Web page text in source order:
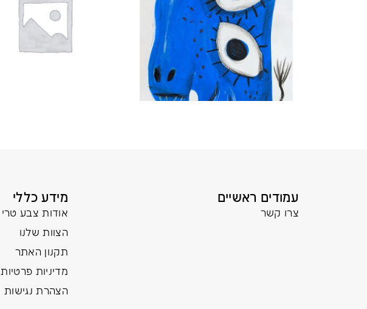
עמודים ראשיים
צרו קשר
מידע כללי
אודות צבע טרי
הצוות שלנו
תקנון האתר
מדיניות פרטיות
הצהרת נגישות